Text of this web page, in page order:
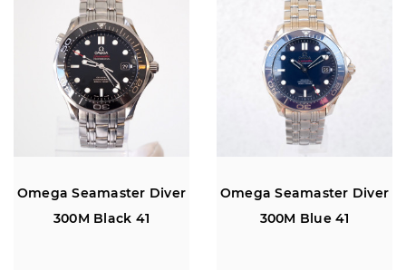
Omega Seamaster Diver
300M Black 41
Omega Seamaster Diver
300M Blue 41